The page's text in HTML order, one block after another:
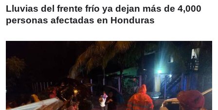
Lluvias del frente frío ya dejan más de 4,000
personas afectadas en Honduras